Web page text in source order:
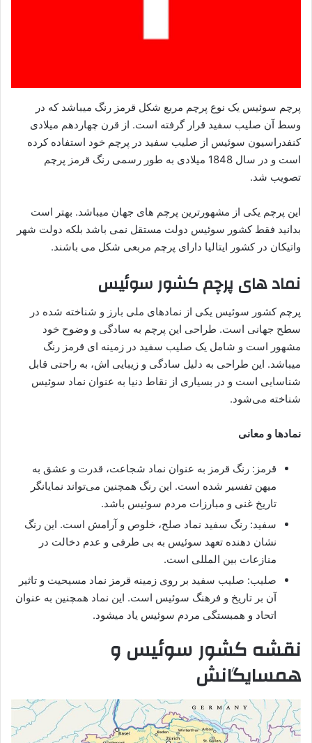
پرچم سوئیس یک نوع پرچم مربع شکل قرمز رنگ میباشد که در
وسط آن صلیب سفید قرار گرفته است. از قرن چهاردهم میلادی
کنفدراسیون سوئیس از صلیب سفید در پرچم خود استفاده کرده
است و در سال 1848 میلادی به طور رسمی رنگ قرمز پرچم
تصویب شد.
این پرچم یکی از مشهورترین پرچم های جهان میباشد. بهتر است
بدانید فقط کشور سوئیس دولت مستقل نمی باشد بلکه دولت شهر
واتیکان در کشور ایتالیا دارای پرچم مربعی شکل می باشند.
نماد های پرچم کشور سوئیس
پرچم کشور سوئیس یکی از نمادهای ملی بارز و شناخته‌ شده در
سطح جهانی است. طراحی این پرچم به سادگی و وضوح خود
مشهور است و شامل یک صلیب سفید در زمینه‌ ای قرمز رنگ
میباشد. این طراحی به دلیل سادگی و زیبایی‌ اش، به راحتی قابل
شناسایی است و در بسیاری از نقاط دنیا به عنوان نماد سوئیس
شناخته می‌شود.
نمادها و معانی
قرمز: رنگ قرمز به عنوان نماد شجاعت، قدرت و عشق به
میهن تفسیر شده است. این رنگ همچنین می‌تواند نمایانگر
تاریخ غنی و مبارزات مردم سوئیس باشد.
سفید: رنگ سفید نماد صلح، خلوص و آرامش است. این رنگ
نشان‌ دهنده تعهد سوئیس به بی‌ طرفی و عدم دخالت در
منازعات بین‌ المللی است.
صلیب: صلیب سفید بر روی زمینه قرمز نماد مسیحیت و تاثیر
آن بر تاریخ و فرهنگ سوئیس است. این نماد همچنین به عنوان
اتحاد و همبستگی مردم سوئیس یاد میشود.
نقشه کشور سوئیس و
همسایگانش